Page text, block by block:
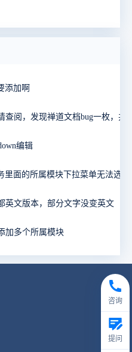
添加啊
编辑
面的所属模块下拉菜单无法选择
英文版本，部分文字没变英文
加多个所属模块
咨询
提问